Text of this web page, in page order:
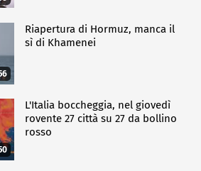
Riapertura di Hormuz, manca il
sì di Khamenei
L'Italia boccheggia, nel giovedì
rovente 27 città su 27 da bollino
rosso